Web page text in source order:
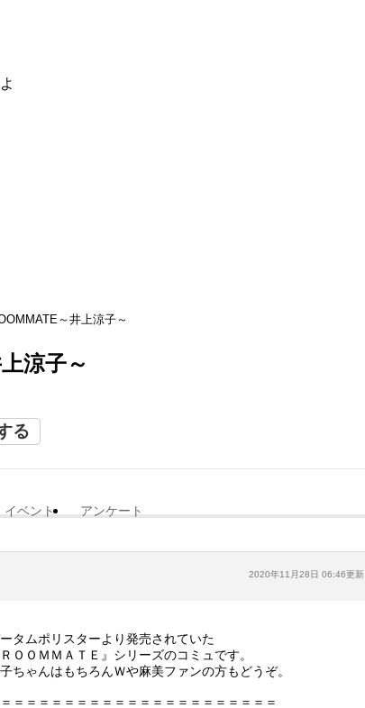
～井上涼子～
涼子～
る
イベント アンケート
2020年11月28日 06:46更新
タムポリスターより発売されていた
ＯＯＭＭＡＴＥ』シリーズのコミュです。
ちゃんはもちろんＷや麻美ファンの方もどうぞ。
＝＝＝＝＝＝＝＝＝＝＝＝＝＝＝＝＝＝＝＝＝